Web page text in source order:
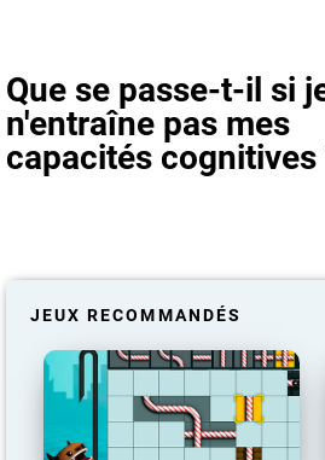
Que se passe-t-il si
n'entraîne pas mes
capacités cognitives
JEUX RECOMMANDÉS